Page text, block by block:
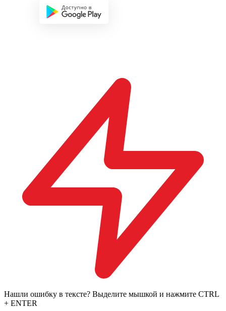
Нашли ошибку в тексте? Выделите мышкой и нажмите CTRL
+ ENTER